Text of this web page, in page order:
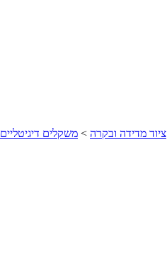
ציוד מדידה ובקרה > משקלים דיגיטליים